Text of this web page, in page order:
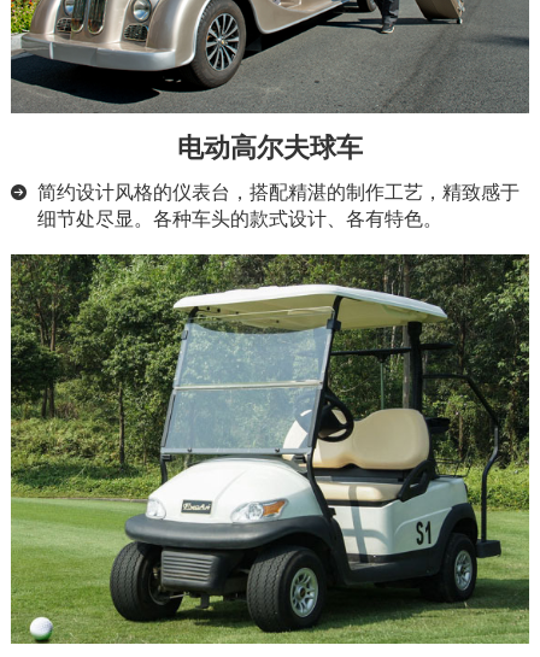
电动高尔夫球车
简约设计风格的仪表台，搭配精湛的制作工艺，精致感于
细节处尽显。各种车头的款式设计、各有特色。